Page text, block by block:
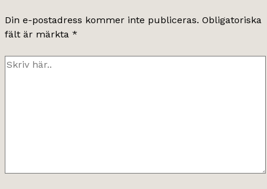
Din e-postadress kommer inte publiceras. Obligatoriska
fält är märkta *
Skriv